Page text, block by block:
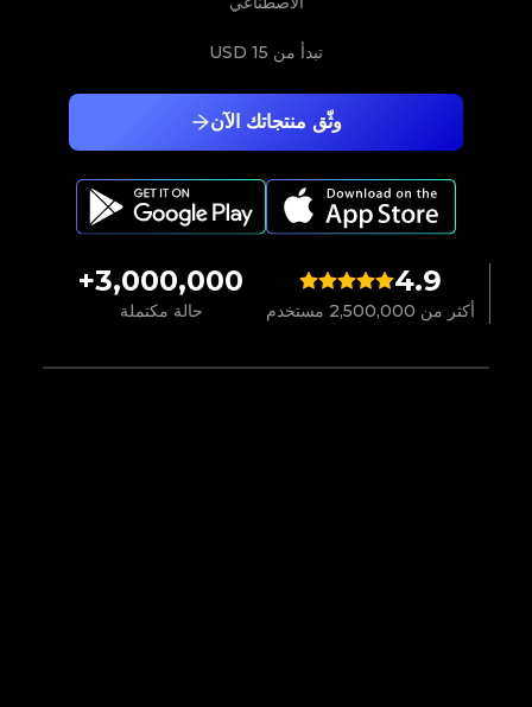
4.9
أكثر من 2,500,000 مستخدم
3,000,000+
حالة مكتملة
وثّق منتجاتك الآن
تبدأ من 15 USD